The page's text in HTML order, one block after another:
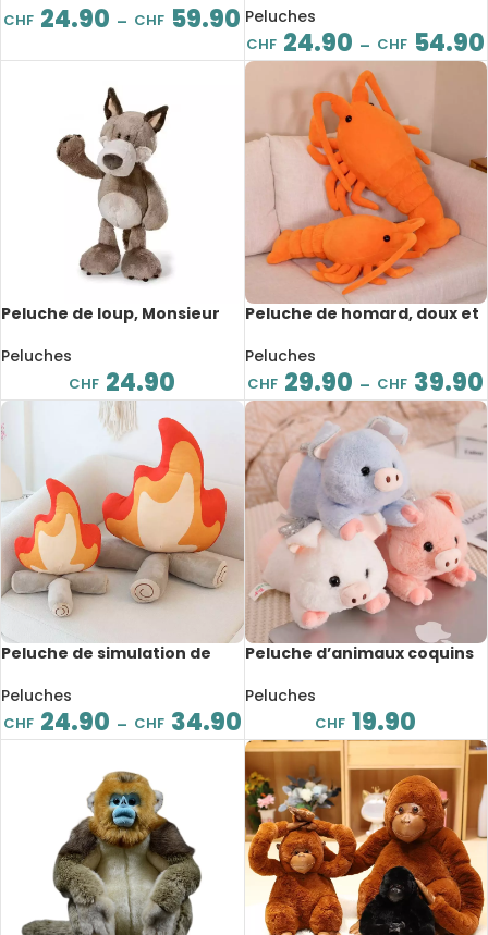
CHF 24.90 – CHF 59.90 Peluches
CHF 24.90 – CHF 54.90
Peluche de loup, Monsieur
Peluches
CHF 24.90
Peluche de homard, doux et
Peluches
CHF 29.90 – CHF 39.90
Peluche de simulation de
confortable, 30 à 45 cm
Peluches
CHF 24.90 – CHF 34.90
Peluche d’animaux coquins
agneau, 22 cm
Peluches
CHF 19.90